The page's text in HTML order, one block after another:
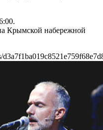
Крымской набережной